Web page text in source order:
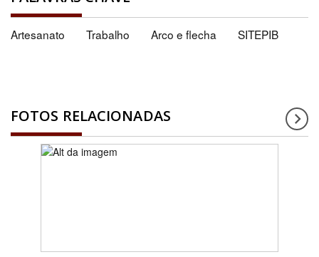
Artesanato Trabalho Arco e flecha SITEPIB
FOTOS RELACIONADAS